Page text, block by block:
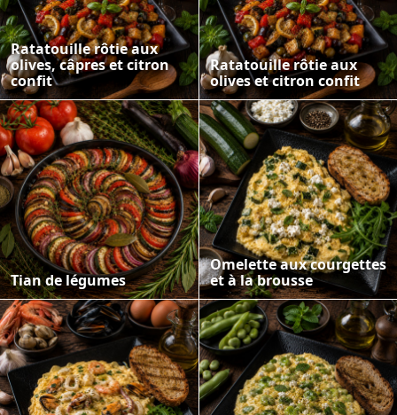
Ratatouille rôtie aux
olives, câpres et citron
confit
Ratatouille rôtie aux
olives et citron confit
Tian de légumes
Omelette aux courgettes
et à la brousse